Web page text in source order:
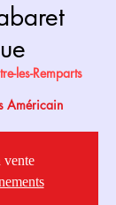
les-Remparts
Américain
vente